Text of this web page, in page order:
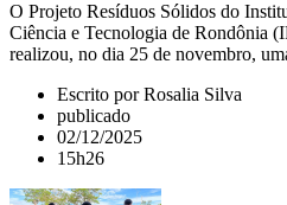
O Projeto Resíduos Sólidos do
Ciência e Tecnologia de Rondônia
realizou, no dia 25 de novembro,
Escrito por Rosalia Silva
publicado
02/12/2025
15h26